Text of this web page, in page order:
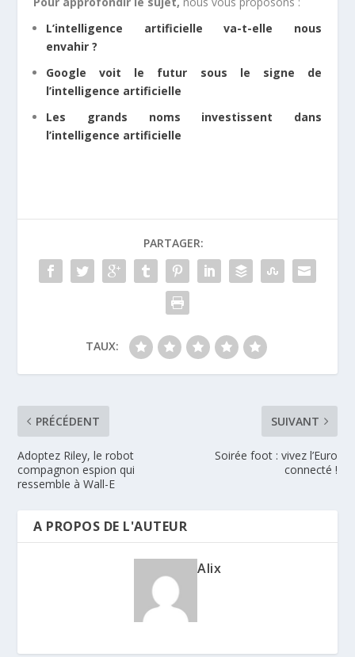
L’intelligence artificielle va-t-elle nous
envahir ?
Google voit le futur sous le signe de
l’intelligence artificielle
Les grands noms investissent dans
l’intelligence artificielle
PARTAGER:
TAUX:
PRÉCÉDENT
Adoptez Riley, le robot
compagnon espion qui
ressemble à Wall-E
SUIVANT
Soirée foot : vivez l’Euro
connecté !
A PROPOS DE L'AUTEUR
Alix